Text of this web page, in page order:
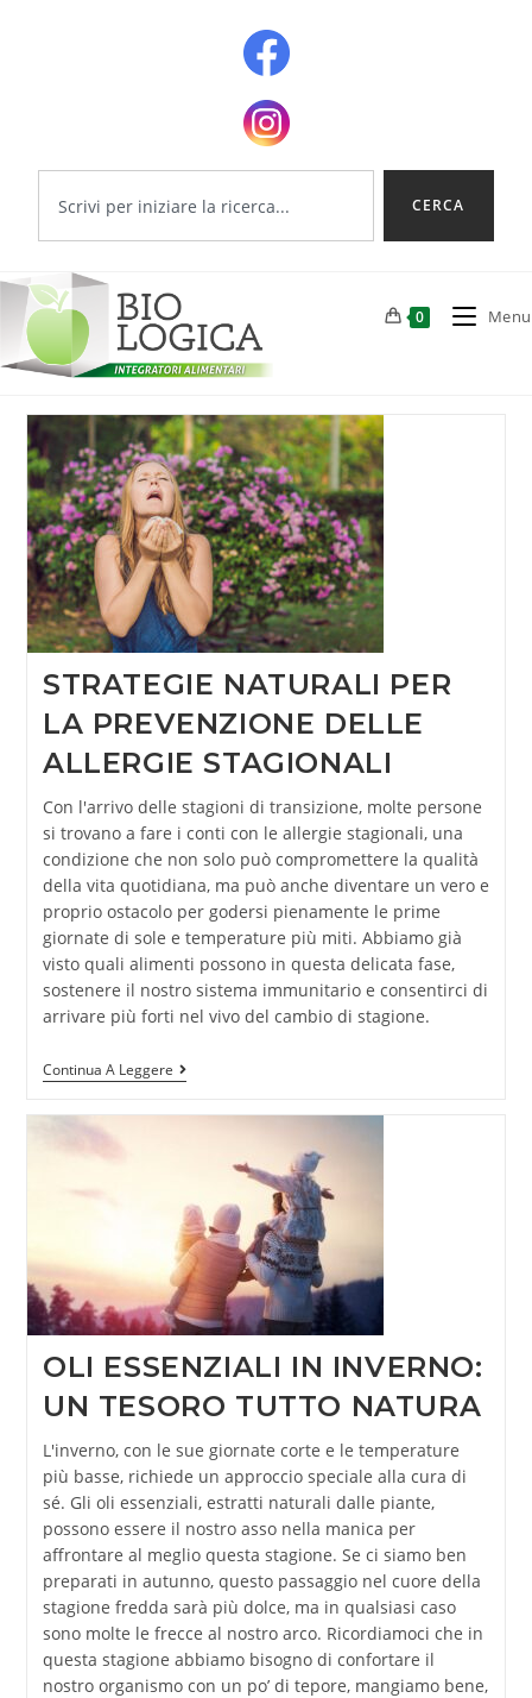
CERCA
0 Menu
STRATEGIE NATURALI PER
LA PREVENZIONE DELLE
ALLERGIE STAGIONALI
Con l'arrivo delle stagioni di transizione, molte persone
si trovano a fare i conti con le allergie stagionali, una
condizione che non solo può compromettere la qualità
della vita quotidiana, ma può anche diventare un vero e
proprio ostacolo per godersi pienamente le prime
giornate di sole e temperature più miti. Abbiamo già
visto quali alimenti possono in questa delicata fase,
sostenere il nostro sistema immunitario e consentirci di
arrivare più forti nel vivo del cambio di stagione.
Continua A Leggere
OLI ESSENZIALI IN INVERNO:
UN TESORO TUTTO NATURA
L'inverno, con le sue giornate corte e le temperature
più basse, richiede un approccio speciale alla cura di
sé. Gli oli essenziali, estratti naturali dalle piante,
possono essere il nostro asso nella manica per
affrontare al meglio questa stagione. Se ci siamo ben
preparati in autunno, questo passaggio nel cuore della
stagione fredda sarà più dolce, ma in qualsiasi caso
sono molte le frecce al nostro arco. Ricordiamoci che in
questa stagione abbiamo bisogno di confortare il
nostro organismo con un po’ di tepore, mangiamo bene,